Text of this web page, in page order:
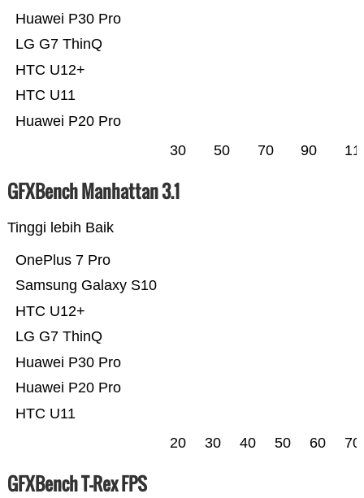
Huawei P20 Pro
HTC U11
HTC U12+
LG G7 ThinQ
Huawei P30 Pro
30 50 70 90
GFXBench Manhattan 3.1
Tinggi lebih Baik
HTC U11
Huawei P20 Pro
Huawei P30 Pro
LG G7 ThinQ
HTC U12+
Samsung Galaxy S10
OnePlus 7 Pro
20 30 40 50 60 70
GFXBench T-Rex FPS